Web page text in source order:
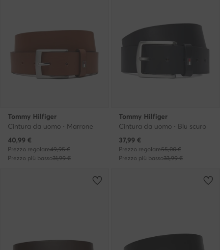
Tommy Hilfiger
Cintura da uomo · Marrone
Prezzo attuale
40,99 €
Prezzo regolare49,95 €
Prezzo più basso31,99 €
Tommy Hilfiger
Cintura da uomo · Blu scuro
Prezzo attuale
37,99 €
Prezzo regolare55,00 €
Prezzo più basso33,99 €